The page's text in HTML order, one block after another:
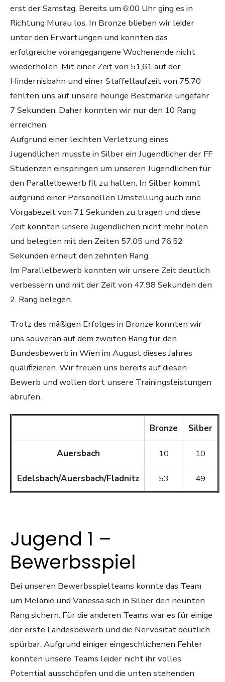
erst der Samstag. Bereits um 6:00 Uhr ging es in
Richtung Murau los. In Bronze blieben wir leider
unter den Erwartungen und konnten das
erfolgreiche vorangegangene Wochenende nicht
wiederholen. Mit einer Zeit von 51,61 auf der
Hindernisbahn und einer Staffellaufzeit von 75,70
fehlten uns auf unsere heurige Bestmarke ungefähr
7 Sekunden. Daher konnten wir nur den 10 Rang
erreichen.
Aufgrund einer leichten Verletzung eines
Jugendlichen musste in Silber ein Jugendlicher der FF
Studenzen einspringen um unseren Jugendlichen für
den Parallelbewerb fit zu halten. In Silber kommt
aufgrund einer Personellen Umstellung auch eine
Vorgabezeit von 71 Sekunden zu tragen und diese
Zeit konnten unsere Jugendlichen nicht mehr holen
und belegten mit den Zeiten 57,05 und 76,52
Sekunden erneut den zehnten Rang.
Im Parallelbewerb konnten wir unsere Zeit deutlich
verbessern und mit der Zeit von 47,98 Sekunden den
2. Rang belegen.
Trotz des mäßigen Erfolges in Bronze konnten wir
uns souverän auf dem zweiten Rang für den
Bundesbewerb in Wien im August dieses Jahres
qualifizieren. Wir freuen uns bereits auf diesen
Bewerb und wollen dort unsere Trainingsleistungen
abrufen.
Bronze Silber
Auersbach 10 10
Edelsbach/Auersbach/Fladnitz 53 49
Jugend 1 –
Bewerbsspiel
Bei unseren Bewerbsspielteams konnte das Team
um Melanie und Vanessa sich in Silber den neunten
Rang sichern. Für die anderen Teams war es für einige
der erste Landesbewerb und die Nervosität deutlich
spürbar. Aufgrund einiger eingeschlichenen Fehler
konnten unsere Teams leider nicht ihr volles
Potential ausschöpfen und die unten stehenden